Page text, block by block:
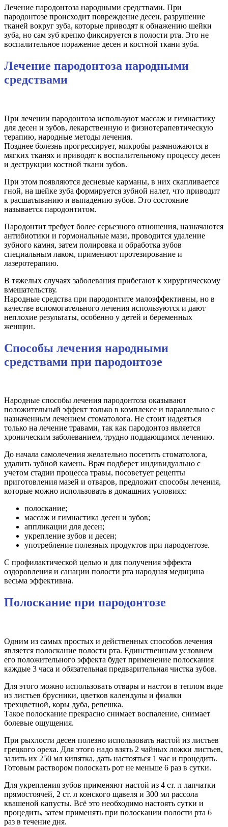
Лечение пародонтоза народными средствами. При
пародонтозе происходит повреждение десен, разрушение
тканей вокруг зуба, которые приводят к обнажению шейки
зуба, но сам зуб крепко фиксируется в полости рта. Это не
воспалительное поражение десен и костной ткани зуба.
Лечение пародонтоза народными
средствами
При лечении пародонтоза используют массаж и гимнастику
для десен и зубов, лекарственную и физиотерапевтическую
терапию, народные методы лечения.
Позднее болезнь прогрессирует, микробы размножаются в
мягких тканях и приводят к воспалительному процессу десен
и деструкции костной ткани зубов.
При этом появляются десневые карманы, в них скапливается
гной, на шейке зуба формируется зубной налет, что приводит
к расшатыванию и выпадению зубов. Это состояние
называется пародонтитом.
Пародонтит требует более серьезного отношения, назначаются
антибиотики и гормональные мази, проводится удаление
зубного камня, затем полировка и обработка зубов
специальным лаком, применяют протезирование и
лазеротерапию.
В тяжелых случаях заболевания прибегают к хирургическому
вмешательству.
Народные средства при пародонтите малоэффективны, но в
качестве вспомогательного лечения используются и дают
неплохие результаты, особенно у детей и беременных
женщин.
Способы лечения народными
средствами при пародонтозе
Народные способы лечения пародонтоза оказывают
положительный эффект только в комплексе и параллельно с
назначенным лечением стоматолога. Не стоит надеяться
только на лечение травами, так как пародонтоз является
хроническим заболеванием, трудно поддающимся лечению.
До начала самолечения желательно посетить стоматолога,
удалить зубной камень. Врач подберет индивидуально с
учетом стадии процесса травы, посоветует рецепты
приготовления мазей и отваров, предложит способы лечения,
которые можно использовать в домашних условиях:
полоскание;
массаж и гимнастика десен и зубов;
аппликации для десен;
укрепление зубов и десен;
употребление полезных продуктов при пародонтозе.
С профилактической целью и для получения эффекта
оздоровления и санации полости рта народная медицина
весьма эффективна.
Полоскание при пародонтозе
Одним из самых простых и действенных способов лечения
является полоскание полости рта. Единственным условием
его положительного эффекта будет применение полоскания
каждые 3 часа и обязательная предварительная чистка зубов.
Для этого можно использовать отвары и настои в теплом виде
из листьев брусники, цветков календулы и фиалки
трехцветной, коры дуба, репешка.
Такое полоскание прекрасно снимает воспаление, снимает
болевые ощущения.
При рыхлости десен полезно использовать настой из листьев
грецкого ореха. Для этого надо взять 2 чайных ложки листьев,
залить их 250 мл кипятка, дать настояться 1 час и процедить.
Готовым раствором полоскать рот не меньше 6 раз в сутки.
Для укрепления зубов применяют настой из 4 ст. л лапчатки
прямостоячей, 2 ст. л конского щавеля и 300 мл рассола
квашеной капусты. Всё это необходимо настоять сутки и
процедить, затем применять при полоскании полости рта 6
раз в течение дня.